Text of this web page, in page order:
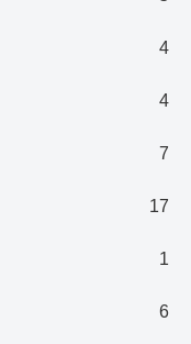
4
4
7
17
1
6